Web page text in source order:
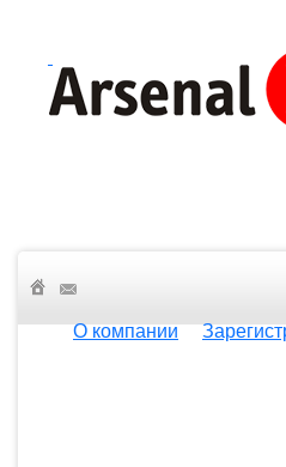
О компании